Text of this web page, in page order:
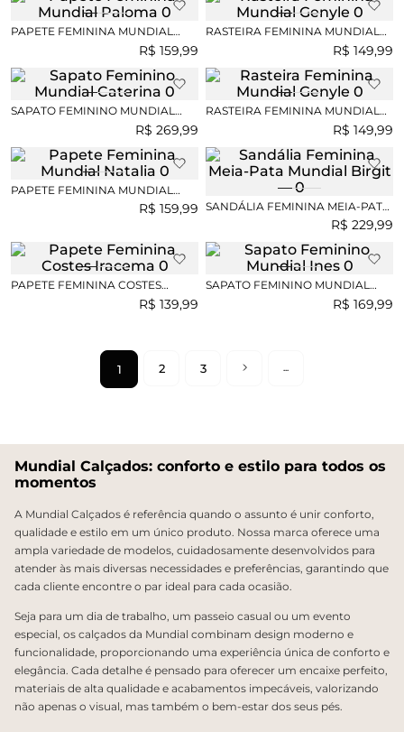
PAPETE FEMININA MUNDIAL
R$ 159,99
RASTEIRA FEMININA MUNDIAL
R$ 149,99
SAPATO FEMININO MUNDIAL
R$ 269,99
RASTEIRA FEMININA MUNDIAL
R$ 149,99
PAPETE FEMININA MUNDIAL
R$ 159,99 SANDÁLIA FEMININA MEIA-PATA
R$ 229,99
PAPETE FEMININA COSTES
R$ 139,99
SAPATO FEMININO MUNDIAL
R$ 169,99
1 2 3
Mundial Calçados: conforto e estilo para todos os
momentos
A Mundial Calçados é referência quando o assunto é unir conforto,
qualidade e estilo em um único produto. Nossa marca oferece uma
ampla variedade de modelos, cuidadosamente desenvolvidos para
atender às mais diversas necessidades e preferências, garantindo que
cada cliente encontre o par ideal para cada ocasião.
Seja para um dia de trabalho, um passeio casual ou um evento
especial, os calçados da Mundial combinam design moderno e
funcionalidade, proporcionando uma experiência única de conforto e
elegância. Cada detalhe é pensado para oferecer um encaixe perfeito,
materiais de alta qualidade e acabamentos impecáveis, valorizando
não apenas o visual, mas também o bem-estar dos seus pés.